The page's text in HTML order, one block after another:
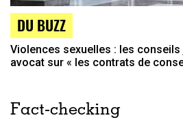
DU BUZZ
Violences sexuelles : les conseils
avocat sur « les contrats de
Fact-checking